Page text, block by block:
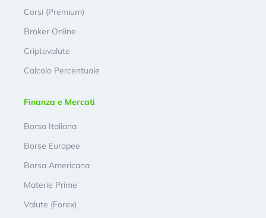
Corsi (Premium)
Broker Online
Criptovalute
Calcolo Percentuale
Finanza e Mercati
Borsa Italiana
Borse Europee
Borsa Americana
Materie Prime
Valute (Forex)